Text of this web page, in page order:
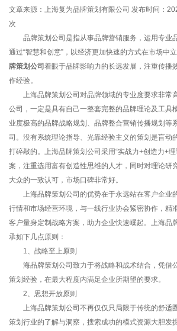
文章来源：上海复为品牌策划有限公司 发布时间：
次
品牌策划公司是指从事品牌营销服务，运用专业
通过“智慧和创意”，以经济更加快速的方式在市场中
牌策划公司 着眼于品牌影响力的长远发展，注重传播
作经验。
上海品牌策划公司对品牌领域的专业度要求非常
公司，一定是具有自己一整套完整的品牌理论及工具
业度极高的品牌战略规划、品牌整合营销传播规划等
司。没有系统理论指导、光靠经验主义的策划是盲动
打碎敲的。上海品牌策划公司采用“实战力+创造力+
案，注重选用富有创造性思维的人才，同时对理论研
大众的一致认可，市场口碑非常好。
上海品牌策划公司的优势在于永远站在客户企业
行情和市场经营环境，与一线行业协会紧密协作，精
客户量身定制战略方案，助力企业快速崛起。上海品
承如下几点原则：
1、战略至上原则
海品牌策划公司致力于将战略和战术结合，凭借
策划经验，在最大程度内满足企业所期望的要求。
2、思想开放原则
上海品牌策划公司不再仅仅只局限于传统的舒适
策划行业的了解与洞察，搜索成功的模式资源大胆发